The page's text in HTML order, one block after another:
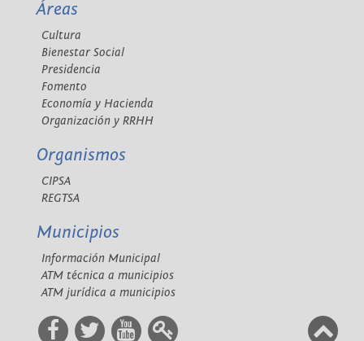
Áreas
Cultura
Bienestar Social
Presidencia
Fomento
Economía y Hacienda
Organización y RRHH
Organismos
CIPSA
REGTSA
Municipios
Información Municipal
ATM técnica a municipios
ATM jurídica a municipios